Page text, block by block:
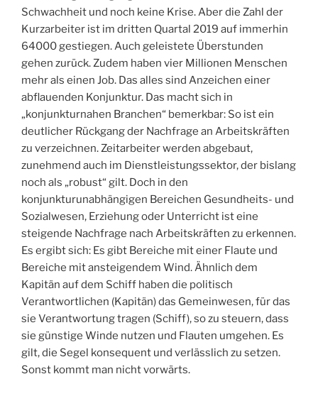
Schwachheit und noch keine Krise. Aber die Zahl der
Kurzarbeiter ist im dritten Quartal 2019 auf immerhin
64000 gestiegen. Auch geleistete Überstunden
gehen zurück. Zudem haben vier Millionen Menschen
mehr als einen Job. Das alles sind Anzeichen einer
abflauenden Konjunktur. Das macht sich in
„konjunkturnahen Branchen“ bemerkbar: So ist ein
deutlicher Rückgang der Nachfrage an Arbeitskräften
zu verzeichnen. Zeitarbeiter werden abgebaut,
zunehmend auch im Dienstleistungssektor, der bislang
noch als „robust“ gilt. Doch in den
konjunkturunabhängigen Bereichen Gesundheits- und
Sozialwesen, Erziehung oder Unterricht ist eine
steigende Nachfrage nach Arbeitskräften zu erkennen.
Es ergibt sich: Es gibt Bereiche mit einer Flaute und
Bereiche mit ansteigendem Wind. Ähnlich dem
Kapitän auf dem Schiff haben die politisch
Verantwortlichen (Kapitän) das Gemeinwesen, für das
sie Verantwortung tragen (Schiff), so zu steuern, dass
sie günstige Winde nutzen und Flauten umgehen. Es
gilt, die Segel konsequent und verlässlich zu setzen.
Sonst kommt man nicht vorwärts.